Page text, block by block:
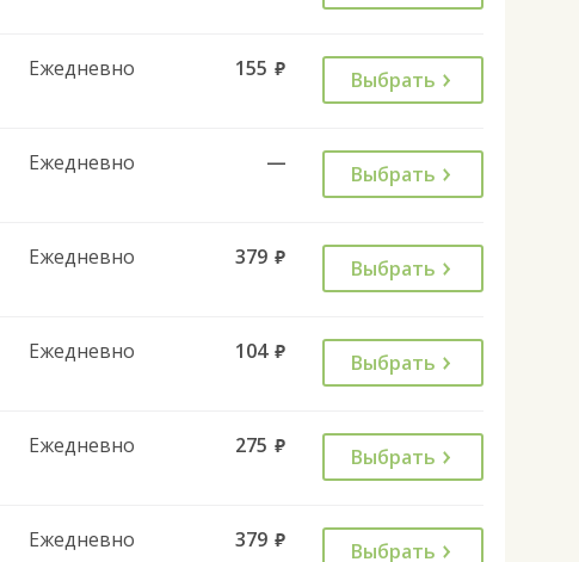
Ежедневно 155 руб. Выбрать
Ежедневно — Выбрать
Ежедневно 379 руб. Выбрать
Ежедневно 104 руб. Выбрать
Ежедневно 275 руб. Выбрать
Ежедневно 379 руб. Выбрать